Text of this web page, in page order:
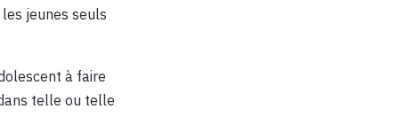
jeunes seuls
à faire
telle ou telle